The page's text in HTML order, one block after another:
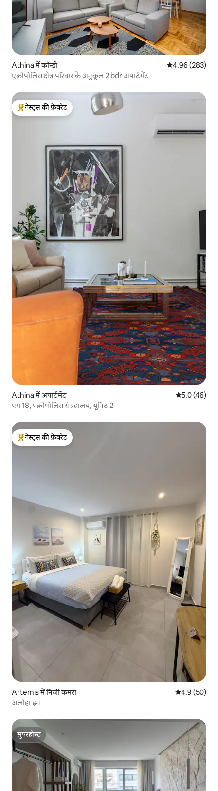
Athina में कॉन्डो औसत रेटिंग 5 में से
4.96 (283)
एक्रोपोलिस क्षेत्र परिवार के अनुकूल 2 bdr अपार्टमेंट
गेस्ट्स का टॉप फ़ेवरेट
गेस्ट्स की फ़ेवरेट
Athina में अपार्टमेंट औसत रेटिंग 5
5.0 (46)
एम 18, एक्रोपोलिस संग्रहालय, यूनिट 2
गेस्ट्स का टॉप फ़ेवरेट
गेस्ट्स की फ़ेवरेट
Artemis में निजी कमरा औसत रेटिंग 5 में
4.9 (50)
अलोहा इन
सुपरहोस्ट
सुपरहोस्ट